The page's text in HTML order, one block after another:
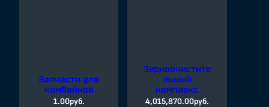
Запчасти для
комбайнов
1.00руб.
Зерноочистите
льный
комплекс
4,015,870.00руб.